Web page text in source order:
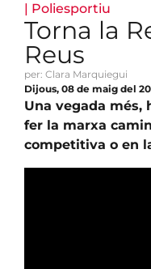
| Poliesportiu
Torna la
Reus
per: Clara Marquiegui
Dijous, 08 de maig del
Una vegada més,
fer la marxa
competitiva o en